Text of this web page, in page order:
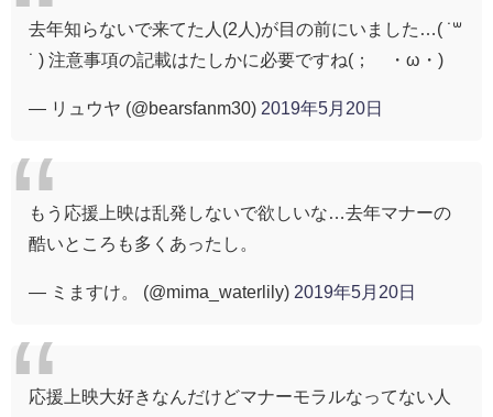
去年知らないで来てた人(2人)が目の前にいました…( ˙꒳
˙ ) 注意事項の記載はたしかに必要ですね(；´・ω・)
— リュウヤ (@bearsfanm30) 2019年5月20日
もう応援上映は乱発しないで欲しいな…去年マナーの
酷いところも多くあったし。
— ミますけ。 (@mima_waterlily) 2019年5月20日
応援上映大好きなんだけどマナーモラルなってない人